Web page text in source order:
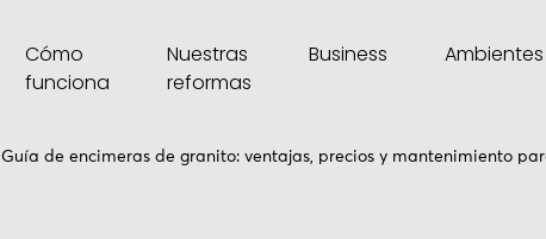
Cómo
funciona
Nuestras
reformas
Business Ambientes
Guía de encimeras de granito: ventajas, precios y mantenimiento